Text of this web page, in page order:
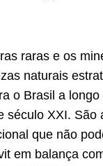
raras e os
naturais
o Brasil a longo
século XXI. São
que não
em balança